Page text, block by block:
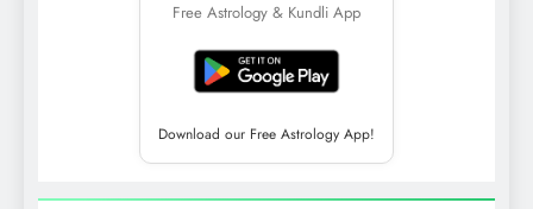
Free Astrology & Kundli App
Download our Free Astrology App!